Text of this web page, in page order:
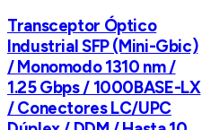
Transceptor Óptico
Industrial SFP (Mini-Gbic)
/ Monomodo 1310 nm /
1.25 Gbps / 1000BASE-LX
/ Conectores LC/UPC